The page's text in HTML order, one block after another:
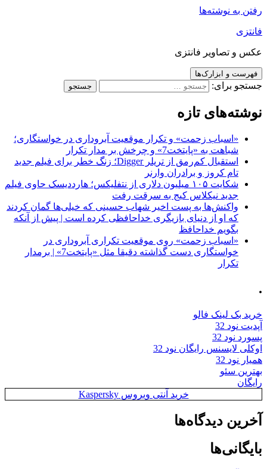
رفتن به نوشته‌ها
فانتزی
عکس و تصاویر فانتزی
فهرست و ابزارک‌ها
جستجو برای:
نوشته‌های تازه
«اسباب زحمت» و تکرار موقعیت آبروداری در خواستگاری؛
شباهت به «پایتخت7» و چرخش بر مدار تکرار
استقبال کم‌رمق از تریلر Digger؛ زنگ خطر برای فیلم جدید
تام کروز و برادران وارنر
شکایت ۱۰۵ میلیون دلاری از نتفلیکس؛ هارددیسک حاوی فیلم
جدید نیکلاس کیج به سرقت رفت
واکنش‌ها به پست اخیر شهاب حسینی که خیلی‌ها گمان کردند
که او از دنیای بازیگری خداحافظی کرده است | پیش از آنکه
بگویم خداحافظ
«اسباب زحمت» روی موقعیت تکراری آبروداری در
خواستگاری دست گذاشته دقیقا مثل «پایتخت7» | برمدار
تکرار
.
خرید بک لینک فالو
آپدیت نود 32
پسورد نود 32
اوکلی لایسنس رایگان نود 32
همیار نود 32
بهترین سئو
رایگان
خرید آنتی ویروس Kaspersky
آخرین دیدگاه‌ها
بایگانی‌ها